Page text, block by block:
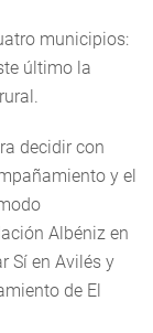
municipios:
último la
decidir con
y el
Albéniz en
Sí en Avilés y
de El